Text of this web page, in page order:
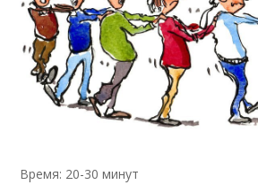
Время: 20-30 минут